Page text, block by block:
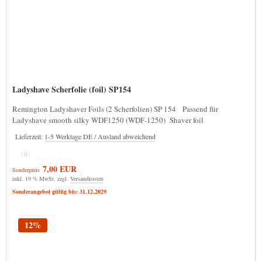
Ladyshave Scherfolie (foil) SP154
Remington Ladyshaver Foils (2 Scherfolien) SP 154 Passend für
Ladyshave smooth silky WDF1250 (WDF-1250) Shaver foil
Lieferzeit: 1-5 Werktage DE / Ausland abweichend
(0)
Sonderpreis 7,00 EUR
inkl. 19 % MwSt. zzgl. Versandkosten
Sonderangebot gültig bis: 31.12.2029
12%